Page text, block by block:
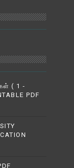
( 1 -
PDF